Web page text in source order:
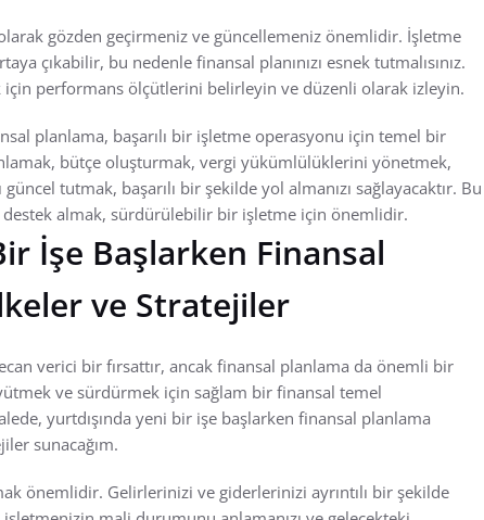
gözden geçirmeniz ve güncellemeniz önemlidir. İşletme
çıkabilir, bu nedenle finansal planınızı esnek tutmalısınız.
için performans ölçütlerini belirleyin ve düzenli olarak izleyin.
planlama, başarılı bir işletme operasyonu için temel bir
bütçe oluşturmak, vergi yükümlülüklerini yönetmek,
tutmak, başarılı bir şekilde yol almanızı sağlayacaktır. Bu
destek almak, sürdürülebilir bir işletme için önemlidir.
İşe Başlarken Finansal
ve Stratejiler
verici bir fırsattır, ancak finansal planlama da önemli bir
ve sürdürmek için sağlam bir finansal temel
yurtdışında yeni bir işe başlarken finansal planlama
sunacağım.
önemlidir. Gelirlerinizi ve giderlerinizi ayrıntılı bir şekilde